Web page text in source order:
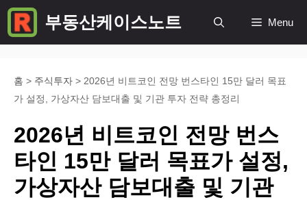
컨
텐
부동산케이스노트 Menu
홈 > 주식투자 > 2026년 비트코인 전망 번스타인 15만 달러 목표
가 설정, 가상자산 담보대출 및 기관 투자 전략 총정리
2026년 비트코인 전망 번스
타인 15만 달러 목표가 설정,
가상자산 담보대출 및 기관